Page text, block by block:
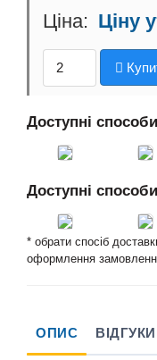
Ціну
Доступні
Доступні
* обрати спосіб
оформлення
ОПИС ВІДГУКИ